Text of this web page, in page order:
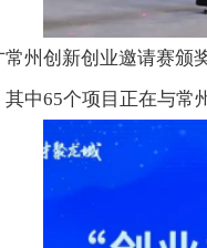
创新创业邀请赛颁奖
中65个项目正在与